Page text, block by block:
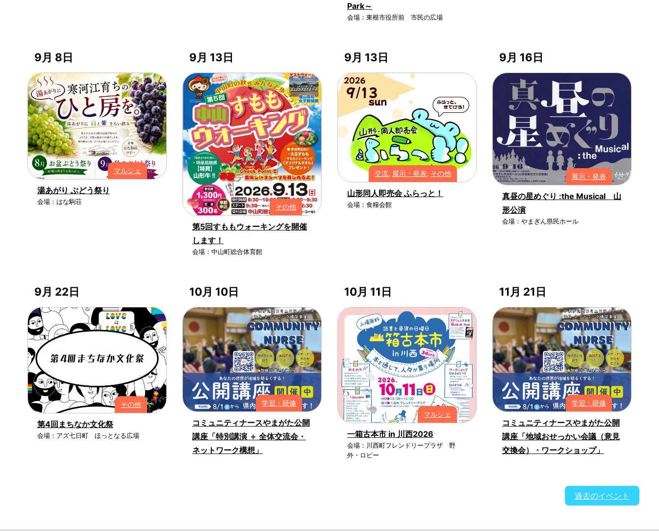
Park～
会場：東根市役所前 市民の広場
9月 8日
マルシェ
湯あがり ぶどう祭り
会場：はな駒荘
9月 13日
その他
第5回すももウォーキングを開催
します！
会場：中山町総合体育館
9月 13日
交流, 展示・発表, その他
山形同人即売会 ふらっと！
会場：食糧会館
9月 16日
展示・発表
真昼の星めぐり :the Musical 山
形公演
会場：やまぎん県民ホール
9月 22日
その他
第4回まちなか文化祭
会場：アズ七日町 ほっとなる広場
10月 10日
学習・研修
コミュニティナースやまがた公開
講座「特別講演 ＋ 全体交流会・
ネットワーク構想」
10月 11日
マルシェ
一箱古本市 in 川西2026
会場：川西町フレンドリープラザ 野
外・ロビー
11月 21日
学習・研修
コミュニティナースやまがた公開
講座「地域おせっかい会議（意見
交換会）・ワークショップ」
過去のイベント